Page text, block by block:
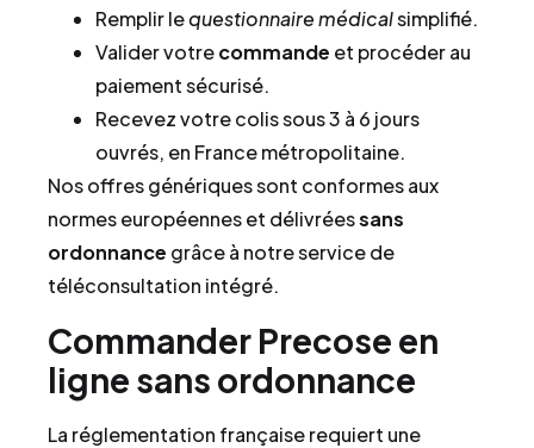
Remplir lequestionnaire médicalsimplifié.
Valider votrecommande et procéder au
paiement sécurisé.
Recevez votre colis sous 3 à 6 jours
ouvrés, en France métropolitaine.
Nos offres génériques sont conformes aux
normes européennes et délivréessans
ordonnance grâce à notre service de
téléconsultation intégré.
Commander Precose en
ligne sans ordonnance
La réglementation française requiert une